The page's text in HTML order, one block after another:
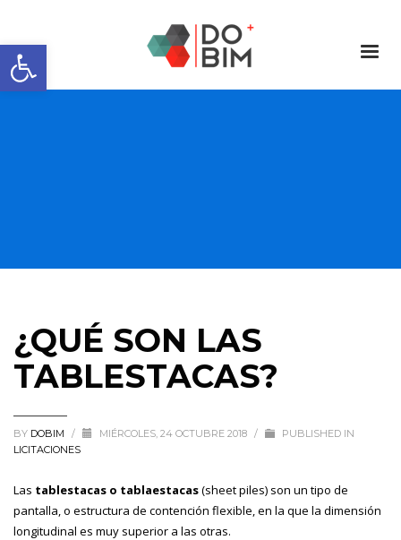
Abrir barra de herramientas
¿QUÉ SON LAS
TABLESTACAS?
BY DOBIM / MIÉRCOLES, 24 OCTUBRE 2018 /
PUBLISHED IN
LICITACIONES
Las tablestacas o tablaestacas(sheet piles) son un tipo de
pantalla, o estructura de contención flexible, en la que la dimensión
longitudinal es muy superior a las otras.